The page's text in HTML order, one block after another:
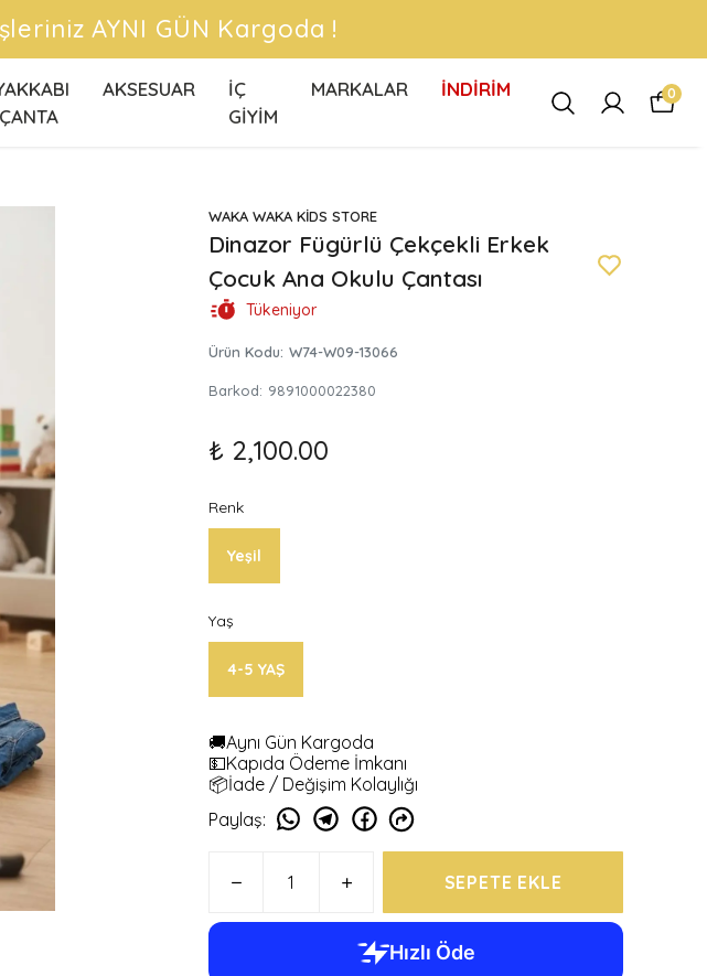
KAÇIRMA !
AKSESUAR
İÇ
GİYİM
MARKALAR İNDİRİM 0
WAKA WAKA KİDS STORE
Dinazor Fügürlü Çekçekli Erkek
Çocuk Ana Okulu Çantası
Tükeniyor
Ürün Kodu: W74-W09-13066
Barkod: 9891000022380
₺ 2,100.00
Renk
Yeşil
Yaş
4-5 YAŞ
🚚Aynı Gün Kargoda
💵Kapıda Ödeme İmkanı
📦İade / Değişim Kolaylığı
Paylaş:
SEPETE EKLE